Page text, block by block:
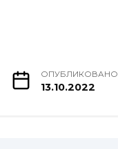
ОПУБЛИКОВАНО
13.10.2022